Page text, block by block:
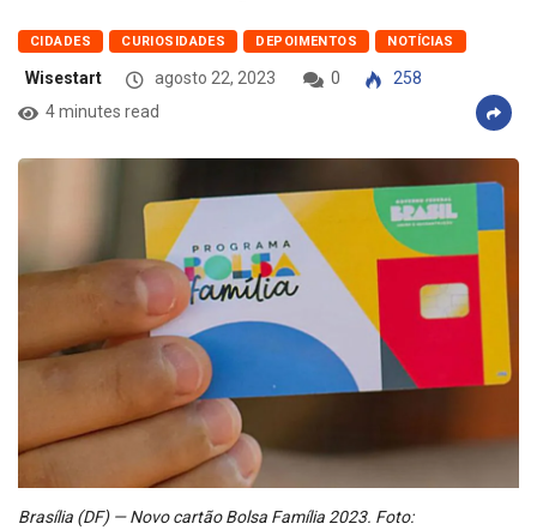
CIDADES CURIOSIDADES DEPOIMENTOS NOTÍCIAS
Wisestart agosto 22, 2023 0
258
4 minutes read
Brasília (DF) — Novo cartão Bolsa Família 2023. Foto: